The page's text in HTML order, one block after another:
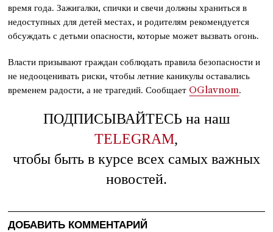
время года. Зажигалки, спички и свечи должны храниться в
недоступных для детей местах, и родителям рекомендуется
обсуждать с детьми опасности, которые может вызвать огонь.
Власти призывают граждан соблюдать правила безопасности и
не недооценивать риски, чтобы летние каникулы оставались
временем радости, а не трагедий. Сообщает OGlavnom.
ПОДПИСЫВАЙТЕСЬ на наш
TELEGRAM,
чтобы быть в курсе всех самых важных
новостей.
ДОБАВИТЬ КОММЕНТАРИЙ